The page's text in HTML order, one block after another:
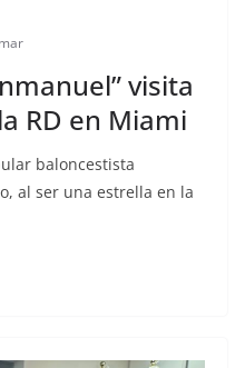
visita
RD en Miami
baloncestista
al ser una estrella en la